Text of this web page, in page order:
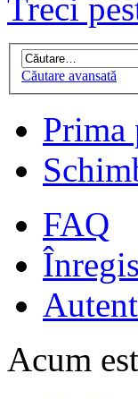
Treci
Căutare avansată
Prima
FAQ
Acum